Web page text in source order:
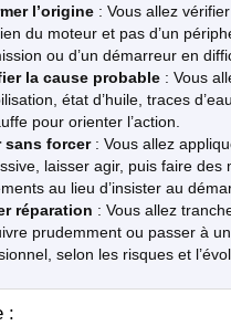
l’origine : Vous allez
du moteur et pas d’un
ou d’un démarreur en
la cause probable : Vous
état d’huile, traces
pour orienter l’action.
sans forcer: Vous allez
laisser agir, puis faire des
au lieu d’insister au
réparation : Vous allez
prudemment ou passer à
selon les risques et
: